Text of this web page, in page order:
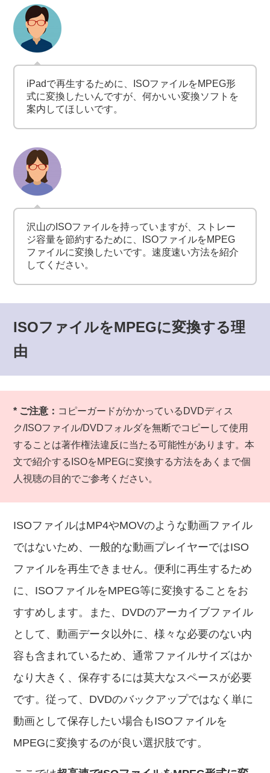
iPadで再生するために、ISOファイルをMPEG形
式に変換したいんですが、何かいい変換ソフトを
案内してほしいです。
沢山のISOファイルを持っていますが、ストレー
ジ容量を節約するために、ISOファイルをMPEG
ファイルに変換したいです。速度速い方法を紹介
してください。
ISOファイルをMPEGに変換する理
由
* ご注意： コピーガードがかかっているDVDディス
ク/ISOファイル/DVDフォルダを無断でコピーして使用
することは著作権法違反に当たる可能性があります。本
文で紹介するISOをMPEGに変換する方法をあくまで個
人視聴の目的でご参考ください。
ISOファイルはMP4やMOVのような動画ファイル
ではないため、一般的な動画プレイヤーではISO
ファイルを再生できません。便利に再生するため
に、ISOファイルをMPEG等に変換することをお
すすめします。また、DVDのアーカイブファイル
として、動画データ以外に、様々な必要のない内
容も含まれているため、通常ファイルサイズはか
なり大きく、保存するには莫大なスペースが必要
です。従って、DVDのバックアップではなく単に
動画として保存したい場合もISOファイルを
MPEGに変換するのが良い選択肢です。